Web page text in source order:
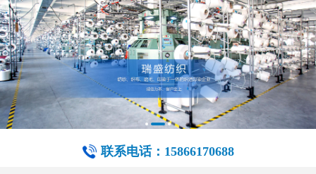
联系电话：15866170688